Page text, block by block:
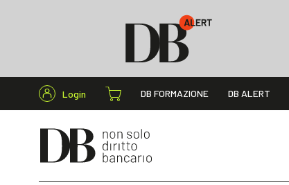
Login DB FORMAZIONE DB ALERT